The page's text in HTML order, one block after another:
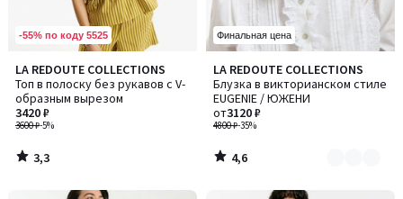
-55% по коду 5525
LA REDOUTE COLLECTIONS
Топ в полоску без рукавов с V-
образным вырезом
3600 ₽-5%
3420 ₽
3,3
/ 5
3,3
/
Финальная цена
LA REDOUTE COLLECTIONS
Блузка в викторианском стиле
EUGENIE / ЮЖЕНИ
4800 ₽-35%
от3120 ₽
4,6
/ 5
Количество
цветов:
2
4,6
/